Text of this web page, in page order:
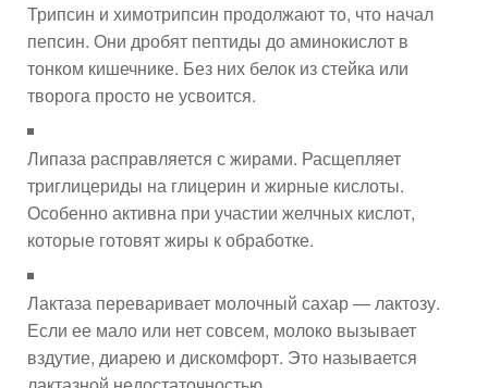
Трипсин и химотрипсин продолжают то, что начал
пепсин. Они дробят пептиды до аминокислот в
тонком кишечнике. Без них белок из стейка или
творога просто не усвоится.
Липаза расправляется с жирами. Расщепляет
триглицериды на глицерин и жирные кислоты.
Особенно активна при участии желчных кислот,
которые готовят жиры к обработке.
Лактаза переваривает молочный сахар — лактозу.
Если ее мало или нет совсем, молоко вызывает
вздутие, диарею и дискомфорт. Это называется